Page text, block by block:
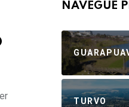
NAVEGUE
TURVO